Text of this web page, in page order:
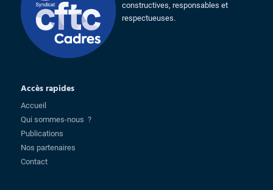
constructives, responsables et
respectueuses.
Accès rapides
Accueil
Qui sommes-nous ?
Publications
Nos partenaires
Contact